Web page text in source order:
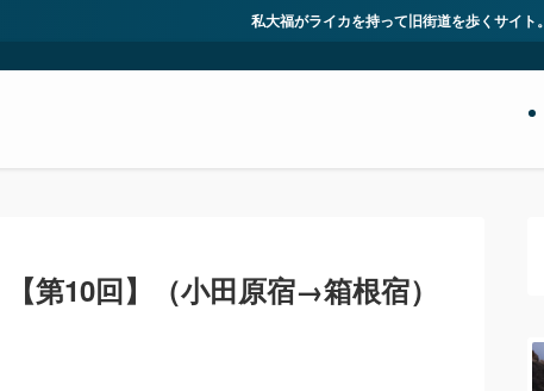
私大福がライカを持って旧街道を歩くサイト。現在は旧東海道を歩いており
第10回】（小田原宿→箱根宿）